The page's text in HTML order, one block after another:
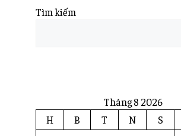
Tìm kiếm
Tháng 8 2026
H
B T N S